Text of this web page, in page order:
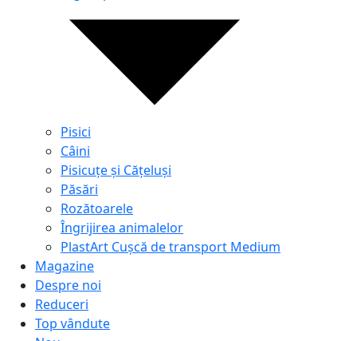
Pisici
Câini
Pisicuțe și Cățeluși
Păsări
Rozătoarele
Îngrijirea animalelor
PlastArt Cușcă de transport Medium
Magazine
Despre noi
Reduceri
Top vândute